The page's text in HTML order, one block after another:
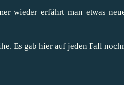
wieder erfährt man etwas
Es gab hier auf jeden Fall